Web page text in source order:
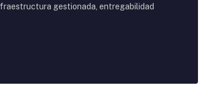
gestionada, entregabilidad